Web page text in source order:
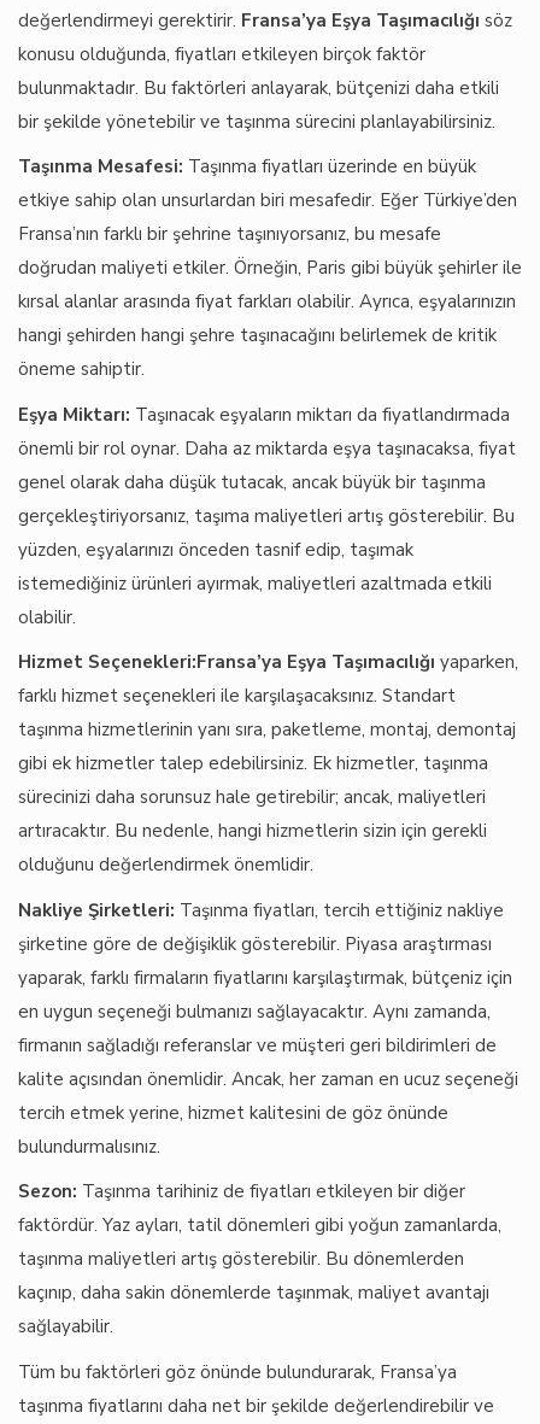
değerlendirmeyi gerektirir. Fransa’ya Eşya Taşımacılığı söz
konusu olduğunda, fiyatları etkileyen birçok faktör
bulunmaktadır. Bu faktörleri anlayarak, bütçenizi daha etkili
bir şekilde yönetebilir ve taşınma sürecini planlayabilirsiniz.
Taşınma Mesafesi: Taşınma fiyatları üzerinde en büyük
etkiye sahip olan unsurlardan biri mesafedir. Eğer Türkiye’den
Fransa’nın farklı bir şehrine taşınıyorsanız, bu mesafe
doğrudan maliyeti etkiler. Örneğin, Paris gibi büyük şehirler ile
kırsal alanlar arasında fiyat farkları olabilir. Ayrıca, eşyalarınızın
hangi şehirden hangi şehre taşınacağını belirlemek de kritik
öneme sahiptir.
Eşya Miktarı: Taşınacak eşyaların miktarı da fiyatlandırmada
önemli bir rol oynar. Daha az miktarda eşya taşınacaksa, fiyat
genel olarak daha düşük tutacak, ancak büyük bir taşınma
gerçekleştiriyorsanız, taşıma maliyetleri artış gösterebilir. Bu
yüzden, eşyalarınızı önceden tasnif edip, taşımak
istemediğiniz ürünleri ayırmak, maliyetleri azaltmada etkili
olabilir.
Hizmet Seçenekleri:Fransa’ya Eşya Taşımacılığı yaparken,
farklı hizmet seçenekleri ile karşılaşacaksınız. Standart
taşınma hizmetlerinin yanı sıra, paketleme, montaj, demontaj
gibi ek hizmetler talep edebilirsiniz. Ek hizmetler, taşınma
sürecinizi daha sorunsuz hale getirebilir; ancak, maliyetleri
artıracaktır. Bu nedenle, hangi hizmetlerin sizin için gerekli
olduğunu değerlendirmek önemlidir.
Nakliye Şirketleri: Taşınma fiyatları, tercih ettiğiniz nakliye
şirketine göre de değişiklik gösterebilir. Piyasa araştırması
yaparak, farklı firmaların fiyatlarını karşılaştırmak, bütçeniz için
en uygun seçeneği bulmanızı sağlayacaktır. Aynı zamanda,
firmanın sağladığı referanslar ve müşteri geri bildirimleri de
kalite açısından önemlidir. Ancak, her zaman en ucuz seçeneği
tercih etmek yerine, hizmet kalitesini de göz önünde
bulundurmalısınız.
Sezon: Taşınma tarihiniz de fiyatları etkileyen bir diğer
faktördür. Yaz ayları, tatil dönemleri gibi yoğun zamanlarda,
taşınma maliyetleri artış gösterebilir. Bu dönemlerden
kaçınıp, daha sakin dönemlerde taşınmak, maliyet avantajı
sağlayabilir.
Tüm bu faktörleri göz önünde bulundurarak, Fransa’ya
taşınma fiyatlarını daha net bir şekilde değerlendirebilir ve